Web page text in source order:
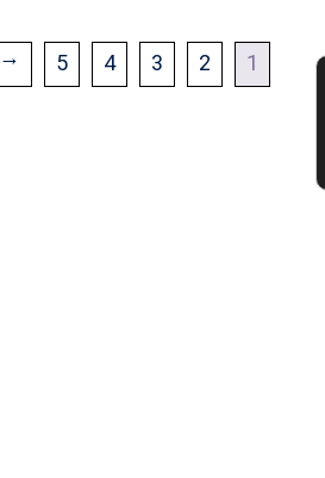
1
2
3
4
5
←